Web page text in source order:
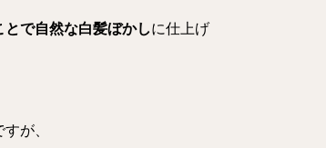
で自然な白髪ぼかしに仕上げ
が、